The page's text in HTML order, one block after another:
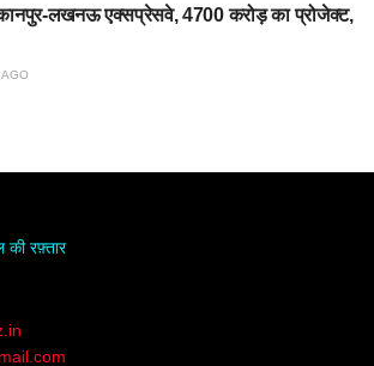
कानपुर-लखनऊ एक्सप्रेसवे, 4700 करोड़ का प्रोजेक्ट,
की रफ़्तार